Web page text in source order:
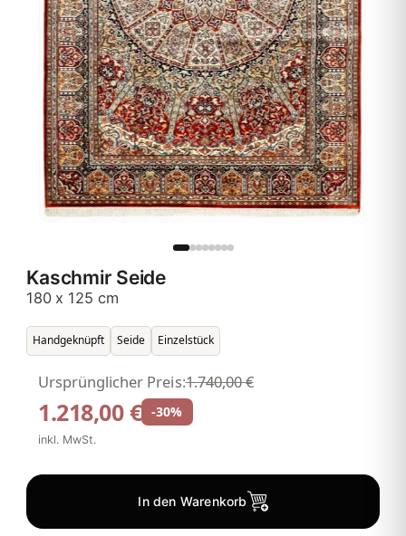
Kaschmir Seide
180 x 125 cm
Handgeknüpft Seide Einzelstück
1.218,00 €
Ursprünglicher Preis:1.740,00 €
-30%
inkl. MwSt.
In den Warenkorb